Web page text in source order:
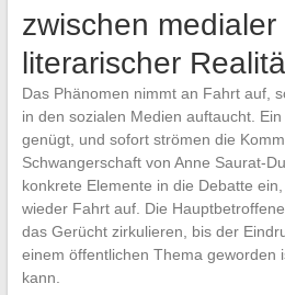
zwischen
literarischer
Das Phänomen nimmt an Fahrt auf,
in den sozialen Medien auftaucht.
genügt, und sofort strömen die
Schwangerschaft von Anne Saurat-
konkrete Elemente in die Debatte
wieder Fahrt auf. Die
das Gerücht zirkulieren, bis der
einem öffentlichen Thema geworden
kann.